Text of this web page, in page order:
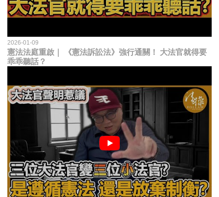
2026-01-09
憲法法庭重啟｜ 《憲法訴訟法》強行通關！ 大法官就得要
乖乖聽話？